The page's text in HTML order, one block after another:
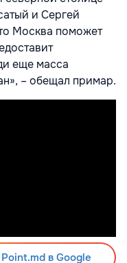
и Сергей
Москва поможет
еще масса
– обещал примар.
в Google